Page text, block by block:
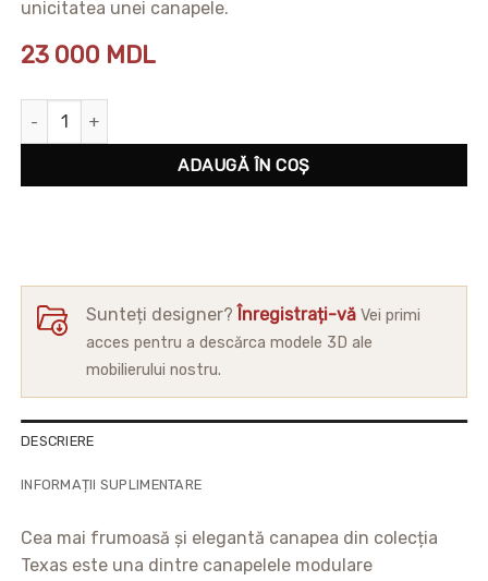
unicitatea unei canapele.
23 000 MDL
Cantitate Canapea Texas
ADAUGĂ ÎN COȘ
Sunteți designer?Înregistrați-vă Vei primi
acces pentru a descărca modele 3D ale
mobilierului nostru.
DESCRIERE
INFORMAȚII SUPLIMENTARE
Cea mai frumoasă și elegantă canapea din colecția
Texas este una dintre canapelele modulare